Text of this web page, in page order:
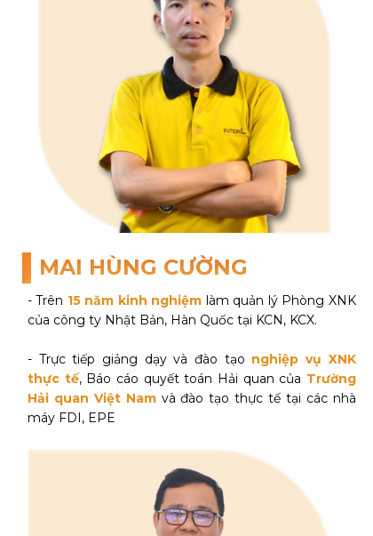
MAI HÙNG CƯỜNG
- Trên 15 năm kinh nghiệm làm quản lý Phòng XNK
của công ty Nhật Bản, Hàn Quốc tại KCN, KCX.
- Trực tiếp giảng dạy và đào tạo nghiệp vụ XNK
thực tế, Báo cáo quyết toán Hải quan của Trường
Hải quan Việt Namvà đào tạo thực tế tại các nhà
máy FDI, EPE